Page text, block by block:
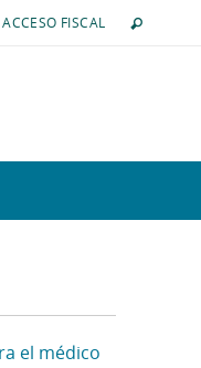
ACCESO FISCAL
el médico